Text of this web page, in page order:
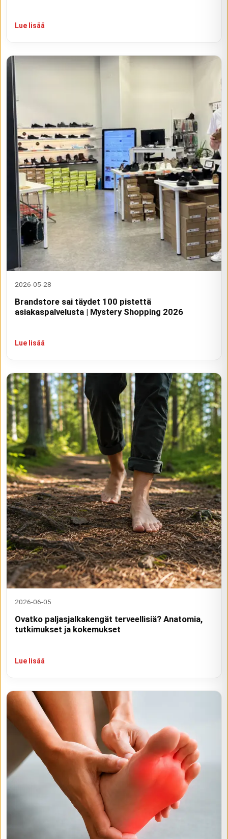
Lue lisää
2026-05-28
Brandstore sai täydet 100 pistettä
asiakaspalvelusta | Mystery Shopping 2026
Lue lisää
2026-06-05
Ovatko paljasjalkakengät terveellisiä? Anatomia,
tutkimukset ja kokemukset
Lue lisää